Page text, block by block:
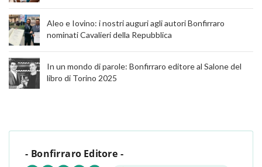
Aleo e Iovino: i nostri auguri agli autori Bonfirraro
nominati Cavalieri della Repubblica
In un mondo di parole: Bonfirraro editore al Salone del
libro di Torino 2025
- Bonfirraro Editore -